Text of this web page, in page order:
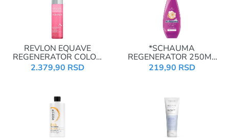
REVLON EQUAVE
REGENERATOR COLOR
DETANGLING 200ML
00204
2.379,90 RSD
*SCHAUMA
REGENERATOR 250ML
STRENGHT&VITALITY
219,90 RSD